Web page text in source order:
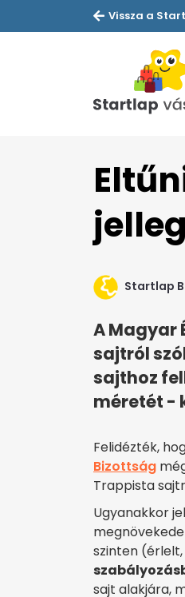
Vissza a
Startlap
A Magyar
sajtról
sajthoz
méretét -
Felidézték,
Bizottság
Trappista
Ugyanakkor
szinten
sajt alakjára,